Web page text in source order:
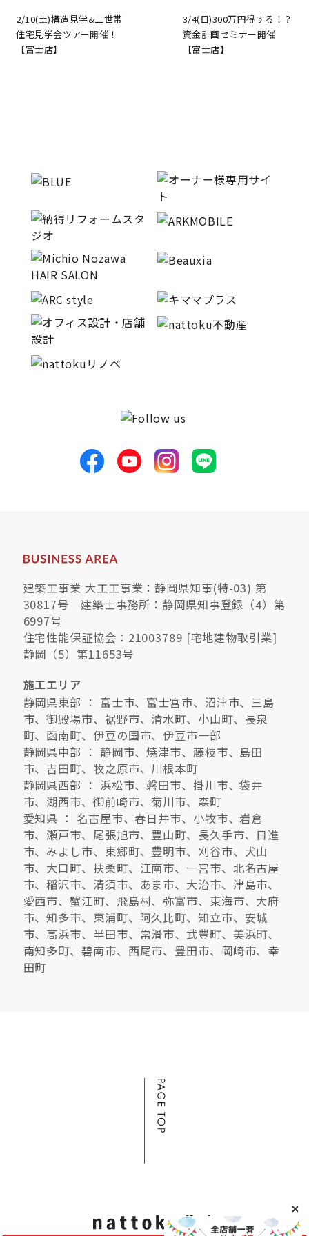
2/10(土)構造見学&二世帯
住宅見学会ツアー開催！
【富士店】
3/4(日)300万円得する！？
資金計画セミナー開催
【富士店】
建築工事業 大工工事業：静岡県知事(特-03) 第
30817号 建築士事務所：静岡県知事登録（4）第
6997号
住宅性能保証協会：21003789 [宅地建物取引業]
静岡（5）第11653号
施工エリア
静岡県東部 ： 富士市、富士宮市、沼津市、三島
市、御殿場市、裾野市、清水町、小山町、長泉
町、函南町、伊豆の国市、伊豆市一部
静岡県中部 ： 静岡市、焼津市、藤枝市、島田
市、吉田町、牧之原市、川根本町
静岡県西部 ： 浜松市、磐田市、掛川市、袋井
市、湖西市、御前崎市、菊川市、森町
愛知県 ： 名古屋市、春日井市、小牧市、岩倉
市、瀬戸市、尾張旭市、豊山町、長久手市、日進
市、みよし市、東郷町、豊明市、刈谷市、犬山
市、大口町、扶桑町、江南市、一宮市、北名古屋
市、稲沢市、清須市、あま市、大治市、津島市、
愛西市、蟹江町、飛島村、弥富市、東海市、大府
市、知多市、東浦町、阿久比町、知立市、安城
市、高浜市、半田市、常滑市、武豊町、美浜町、
南知多町、碧南市、西尾市、豊田市、岡崎市、幸
田町